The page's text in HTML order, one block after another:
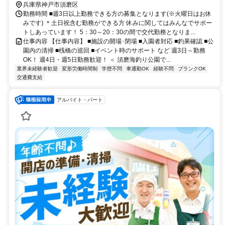
兵庫県神戸市須磨区
勤務時間 ■週3日以上勤務できる方の募集となります(※火曜日はお休
みです) ＊土日祝含む勤務ができる方 休みに関してはみんなでサポー
トしあっています！ 5：30～20：30の間で交代勤務となりま...
仕事内容 【仕事内容】 ■施設の開場･閉場 ■入園者対応 ■釣果確認 ■公
園内の清掃 ■桟橋の巡回 ■イベント時のサポート など 週3日～勤務
OK！ 週4日・週5日勤務歓迎！ ＜ 須磨海釣り公園で...
業界未経験者歓迎 変形労働時間制 学歴不問 車通勤OK 経験不問
ブランクOK
交通費支給
アルバイト・パート